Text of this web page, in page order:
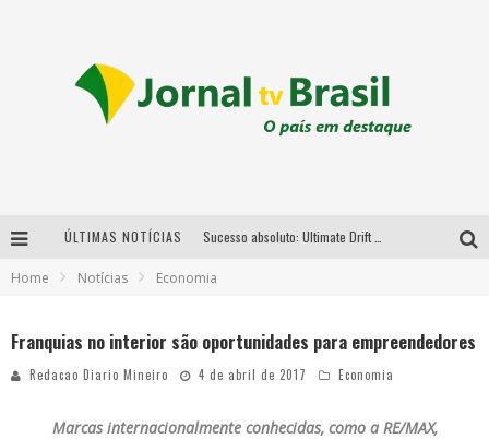
ÚLTIMAS NOTÍCIAS
Em abril, Boulevard Shopping BH realiza sorteio de TVs 4K
Home Notícias Economia
Franquias no interior são oportunidades para empreendedores
Redacao Diario Mineiro 4 de abril de 2017 Economia
Marcas internacionalmente conhecidas, como a RE/MAX,